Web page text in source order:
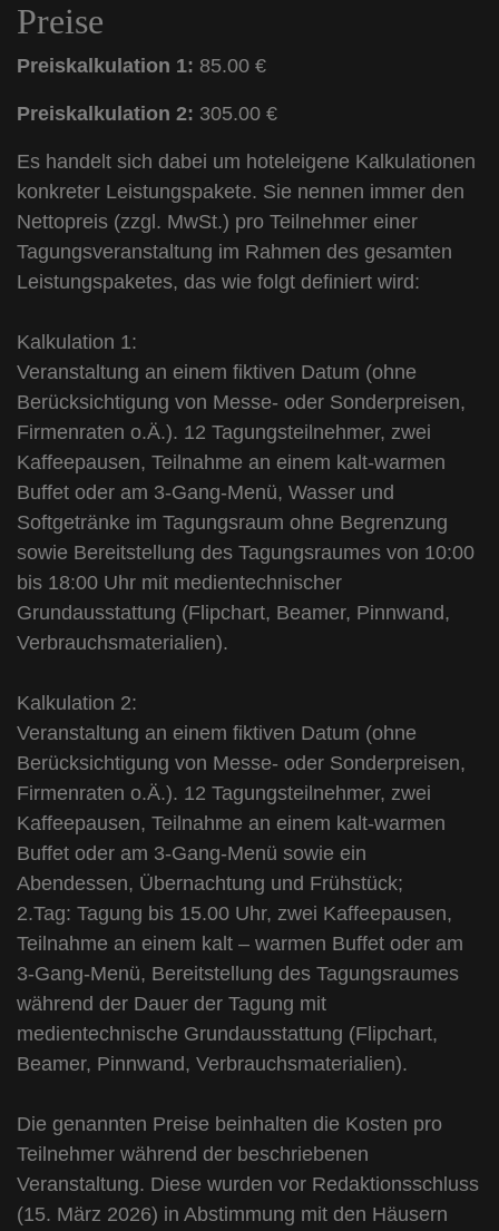
Preise
Preiskalkulation 1: 85.00 €
Preiskalkulation 2: 305.00 €
Es handelt sich dabei um hoteleigene Kalkulationen
konkreter Leistungspakete. Sie nennen immer den
Nettopreis (zzgl. MwSt.) pro Teilnehmer einer
Tagungsveranstaltung im Rahmen des gesamten
Leistungspaketes, das wie folgt definiert wird:
Kalkulation 1:
Veranstaltung an einem fiktiven Datum (ohne
Berücksichtigung von Messe- oder Sonderpreisen,
Firmenraten o.Ä.). 12 Tagungsteilnehmer, zwei
Kaffeepausen, Teilnahme an einem kalt-warmen
Buffet oder am 3-Gang-Menü, Wasser und
Softgetränke im Tagungsraum ohne Begrenzung
sowie Bereitstellung des Tagungsraumes von 10:00
bis 18:00 Uhr mit medientechnischer
Grundausstattung (Flipchart, Beamer, Pinnwand,
Verbrauchsmaterialien).
Kalkulation 2:
Veranstaltung an einem fiktiven Datum (ohne
Berücksichtigung von Messe- oder Sonderpreisen,
Firmenraten o.Ä.). 12 Tagungsteilnehmer, zwei
Kaffeepausen, Teilnahme an einem kalt-warmen
Buffet oder am 3-Gang-Menü sowie ein
Abendessen, Übernachtung und Frühstück;
2.Tag: Tagung bis 15.00 Uhr, zwei Kaffeepausen,
Teilnahme an einem kalt – warmen Buffet oder am
3-Gang-Menü, Bereitstellung des Tagungsraumes
während der Dauer der Tagung mit
medientechnische Grundausstattung (Flipchart,
Beamer, Pinnwand, Verbrauchsmaterialien).
Die genannten Preise beinhalten die Kosten pro
Teilnehmer während der beschriebenen
Veranstaltung. Diese wurden vor Redaktionsschluss
(15. März 2026) in Abstimmung mit den Häusern